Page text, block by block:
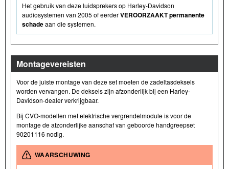
Het gebruik van deze luidsprekers op Harley-Davidson
audiosystemen van 2005 of eerderVEROORZAAKT permanente
schadeaan die systemen.
Montagevereisten
Voor de juiste montage van deze set moeten de zadeltasdeksels
worden vervangen. De deksels zijn afzonderlijk bij een Harley-
Davidson-dealer verkrijgbaar.
Bij CVO-modellen met elektrische vergrendelmodule is voor de
montage de afzonderlijke aanschaf van geboorde handgreepset
90201116 nodig.
WAARSCHUWING